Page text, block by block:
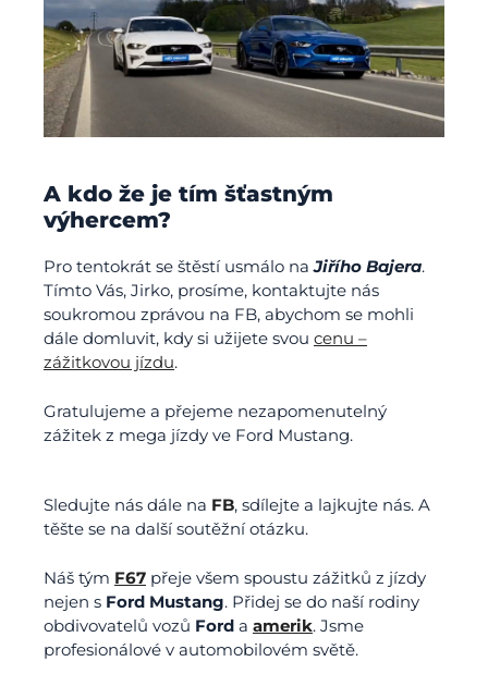
A kdo že je tím šťastným
výhercem?
Pro tentokrát se štěstí usmálo naJiřího Bajera.
Tímto Vás, Jirko, prosíme, kontaktujte nás
soukromou zprávou na FB, abychom se mohli
dále domluvit, kdy si užijete svou cenu –
zážitkovou jízdu.
Gratulujeme a přejeme nezapomenutelný
zážitek z mega jízdy ve Ford Mustang.
Sledujte nás dále na FB, sdílejte a lajkujte nás. A
těšte se na další soutěžní otázku.
Náš tým F67 přeje všem spoustu zážitků z jízdy
nejen s Ford Mustang. Přidej se do naší rodiny
obdivovatelů vozů Ford a amerik. Jsme
profesionálové v automobilovém světě.